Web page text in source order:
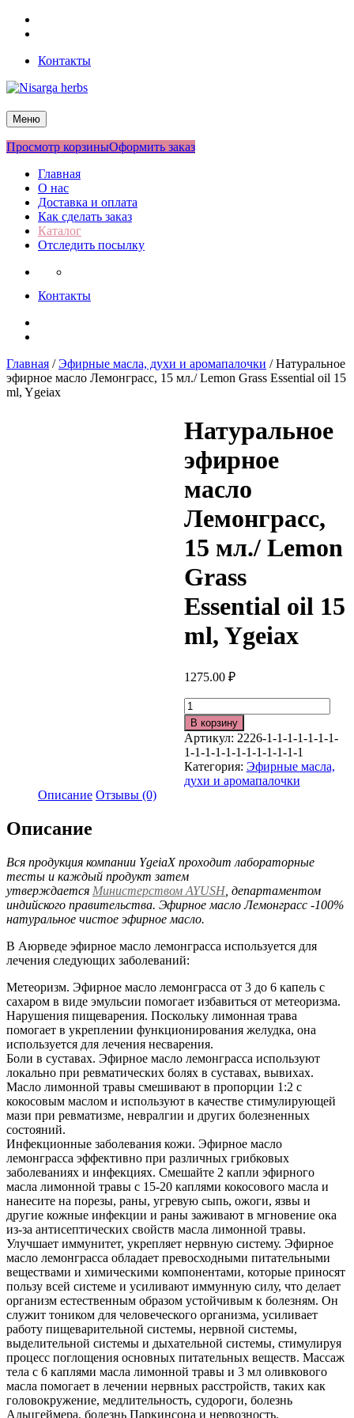
Перейти
Контакты
Nisarga herbs
Меню
Просмотр корзиныОформить заказ
Главная
О нас
Доставка и оплата
Как сделать заказ
Каталог
Отследить посылку
Контакты
Главная /Эфирные масла, духи и аромапалочки / Натуральное
эфирное масло Лемонграсс, 15 мл./ Lemon Grass Essential oil 15
ml, Ygeiax
Натуральное
эфирное
масло
Лемонграсс,
15 мл./ Lemon
Grass
Essential oil 15
ml, Ygeiax
1275.00 ₽
Количество
В корзину
Артикул: 2226-1-1-1-1-1-1-1-
1-1-1-1-1-1-1-1-1-1-1-1
Категория: Эфирные масла,
духи и аромапалочки
Описание Отзывы (0)
Описание
Вся продукция компании YgeiaX проходит лабораторные
тесты и каждый продукт затем
утверждается Министерством AYUSH , департаментом
индийского правительства. Эфирное масло Лемонграсс -100%
натуральное чистое эфирное масло.
В Аюрведе эфирное масло лемонграсса используется для
лечения следующих заболеваний:
Метеоризм. Эфирное масло лемонграсса от 3 до 6 капель с
сахаром в виде эмульсии помогает избавиться от метеоризма.
Нарушения пищеварения. Поскольку лимонная трава
помогает в укреплении функционирования желудка, она
используется для лечения несварения.
Боли в суставах. Эфирное масло лемонграсса используют
локально при ревматических болях в суставах, вывихах.
Масло лимонной травы смешивают в пропорции 1:2 с
кокосовым маслом и используют в качестве стимулирующей
мази при ревматизме, невралгии и других болезненных
состояний.
Инфекционные заболевания кожи. Эфирное масло
лемонграсса эффективно при различных грибковых
заболеваниях и инфекциях. Смешайте 2 капли эфирного
масла лимонной травы с 15-20 каплями кокосового масла и
нанесите на порезы, раны, угревую сыпь, ожоги, язвы и
другие кожные инфекции и раны заживают в мгновение ока
из-за антисептических свойств масла лимонной травы.
Улучшает иммунитет, укрепляет нервную систему. Эфирное
масло лемонграсса обладает превосходными питательными
веществами и химическими компонентами, которые приносят
пользу всей системе и усиливают иммунную силу, что делает
организм естественным образом устойчивым к болезням. Он
служит тоником для человеческого организма, усиливает
работу пищеварительной системы, нервной системы,
выделительной системы и дыхательной системы, стимулируя
процесс поглощения основных питательных веществ. Массаж
тела с 6 каплями масла лимонной травы и 3 мл оливкового
масла помогает в лечении нервных расстройств, таких как
головокружение, медлительность, судороги, болезнь
Альцгеймера, болезнь Паркинсона и нервозность.